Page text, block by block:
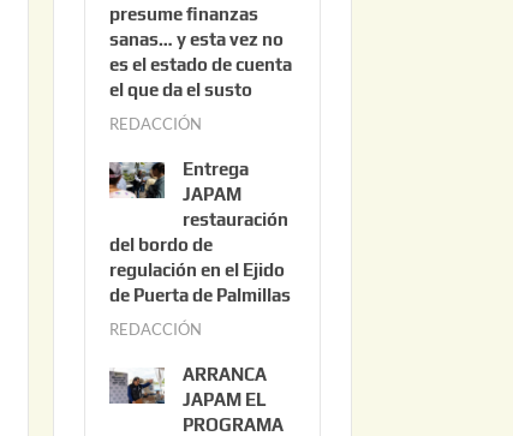
presume finanzas
sanas… y esta vez no
es el estado de cuenta
el que da el susto
REDACCIÓN
o
s
t
o
3
2
0
2
Entrega
JAPAM
restauración
del bordo de
regulación en el Ejido
de Puerta de Palmillas
REDACCIÓN
l
i
ARRANCA
JAPAM EL
PROGRAMA